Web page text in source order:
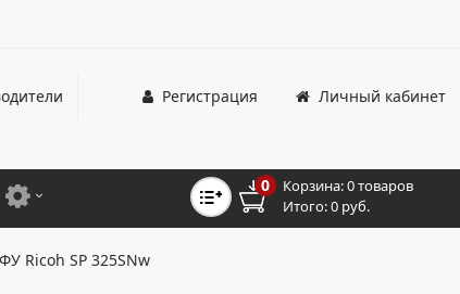
Личный кабинет
Регистрация
0 Корзина:0 товаров
Итого:0 руб.
Ricoh SP 325SNw